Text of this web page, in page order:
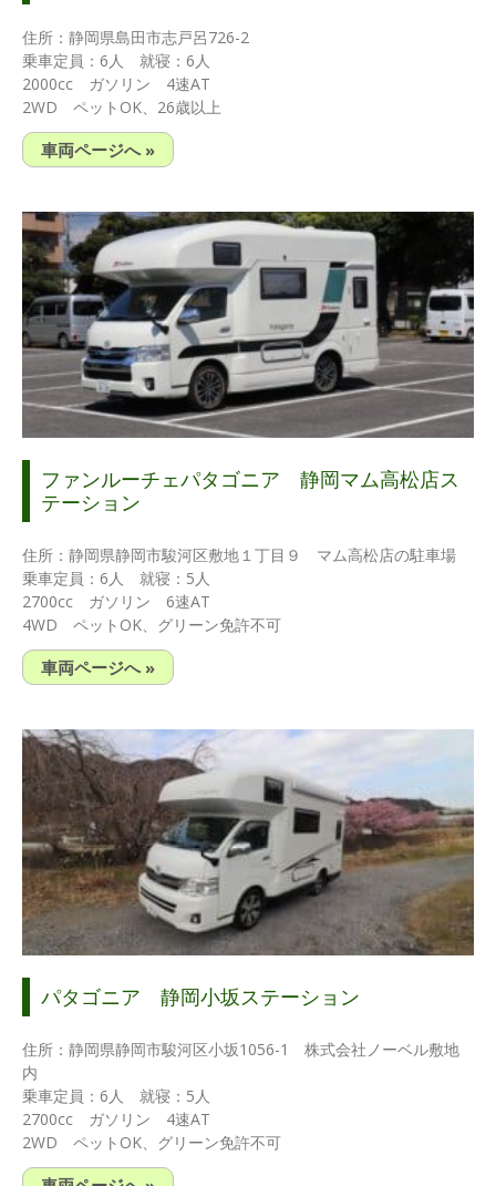
住所：静岡県島田市志戸呂726-2
乗車定員：6人 就寝：6人
2000cc ガソリン 4速AT
2WD ペットOK、26歳以上
車両ページへ »
ファンルーチェパタゴニア 静岡マム高松店ス
テーション
住所：静岡県静岡市駿河区敷地１丁目９ マム高松店の駐車場
乗車定員：6人 就寝：5人
2700cc ガソリン 6速AT
4WD ペットOK、グリーン免許不可
車両ページへ »
パタゴニア 静岡小坂ステーション
住所：静岡県静岡市駿河区小坂1056-1 株式会社ノーベル敷地
内
乗車定員：6人 就寝：5人
2700cc ガソリン 4速AT
2WD ペットOK、グリーン免許不可